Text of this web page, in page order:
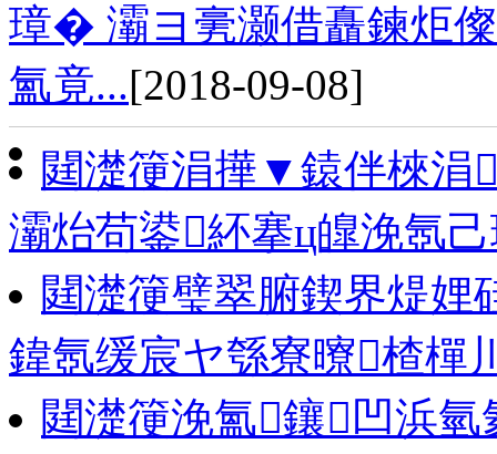
璋� 灞ヨ亴灏借矗鍊炬
氳竟...[2018-09-08]
閮濋箯涓撶▼鎱伴棶涓
灞炲苟鍙紑搴ц皥浼氬
閮濋箯璧翠腑鍥界煶
鍏氬缓宸ヤ綔寮曢楂樿
閮濋箯浼氳鑲凹浜